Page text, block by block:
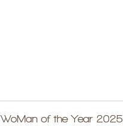
WoMan of the Year 2025